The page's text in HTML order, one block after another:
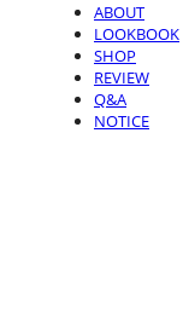
ABOUT
LOOKBOOK
SHOP
REVIEW
Q&A
NOTICE